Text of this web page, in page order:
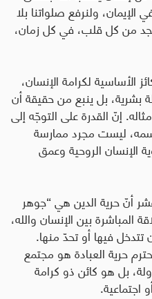
الإيمان، ولنرفع صلواتنا بلا
من كل قلب، في كل زمان،
الأساسية لكرامة الإنسان،
بل ينبع من حقيقة أن
إنّ القدرة على التوجّه إلى
اسمه، ليست مجرد ممارسة
الإنسان الروحية وعمق
أنّ حرية الدين هي“جوهر
المباشرة بين الإنسان والله،
فيها أو تحدّ منها.
حرية العبادة هو مجتمع
بل هو كائن ذو كرامة
اجتماعية.